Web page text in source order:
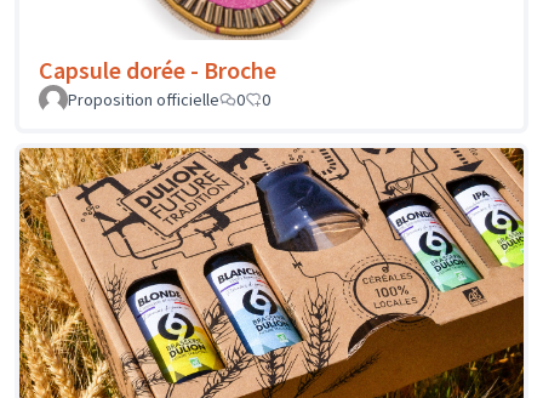
Capsule dorée - Broche
Proposition officielle 0 0